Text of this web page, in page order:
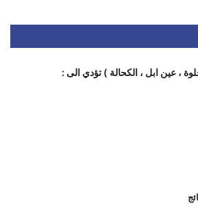
، عين ابل ، الكحالة ) تؤدي الى :